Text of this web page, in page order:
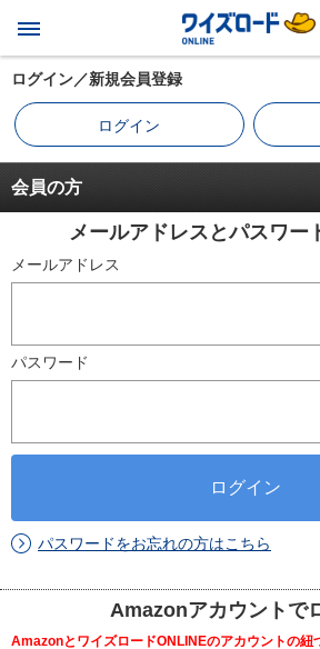
ログイン／新規会員登録
ログイン
会員の方
メールアドレスとパスワー
メールアドレス
パスワード
パスワードをお忘れの方はこちら
Amazonアカウントで
AmazonとワイズロードONLINEのアカウントの紐